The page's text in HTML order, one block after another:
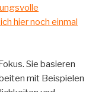
hier noch einmal
Sie basieren
mit Beispielen